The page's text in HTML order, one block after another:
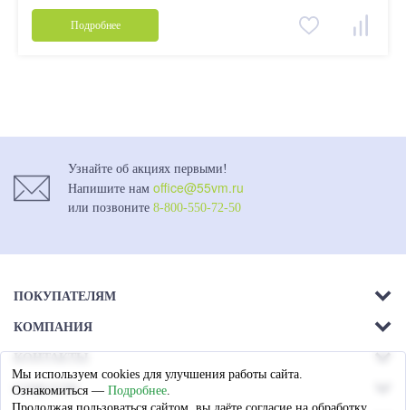
Подробнее
Узнайте об акциях первыми!
Напишите нам office@55vm.ru
или позвоните 8-800-550-72-50
ПОКУПАТЕЛЯМ
Акции
Доставка
Оплата
КОМПАНИЯ
Магазины
г. Омск.
Ул. 26-я Северная - 13а,
СОЦСЕТИ
Мы используем cookies для улучшения работы сайта.
Ознакомиться — Подробнее.